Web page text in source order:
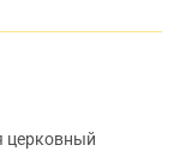
церковный